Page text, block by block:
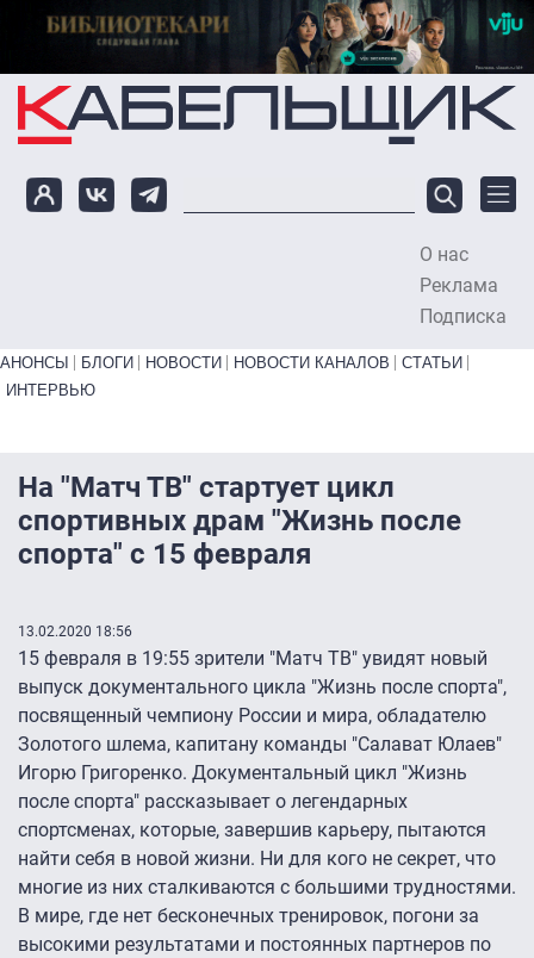
Перейти к основному содержанию
О нас
Реклама
Подписка
Primary links bottom
АНОНСЫ БЛОГИ НОВОСТИ НОВОСТИ КАНАЛОВ
СТАТЬИ
ИНТЕРВЬЮ
На "Матч ТВ" стартует цикл
спортивных драм "Жизнь после
спорта" с 15 февраля
13.02.2020 18:56
15 февраля в 19:55 зрители "Матч ТВ" увидят новый
выпуск документального цикла "Жизнь после спорта",
посвященный чемпиону России и мира, обладателю
Золотого шлема, капитану команды "Салават Юлаев"
Игорю Григоренко. Документальный цикл "Жизнь
после спорта" рассказывает о легендарных
спортсменах, которые, завершив карьеру, пытаются
найти себя в новой жизни. Ни для кого не секрет, что
многие из них сталкиваются с большими трудностями.
В мире, где нет бесконечных тренировок, погони за
высокими результатами и постоянных партнеров по